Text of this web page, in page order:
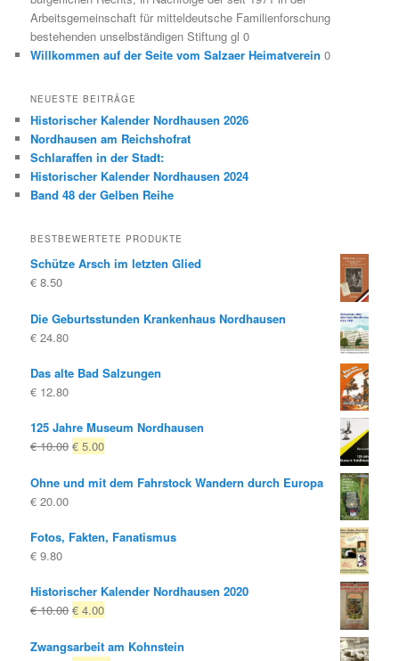
Arbeitsgemeinschaft für mitteldeutsche Familienforschung
bestehenden unselbständigen Stiftung gl 0
Willkommen auf der Seite vom Salzaer Heimatverein 0
NEUESTE BEITRÄGE
Historischer Kalender Nordhausen 2026
Nordhausen am Reichshofrat
Schlaraffen in der Stadt:
Historischer Kalender Nordhausen 2024
Band 48 der Gelben Reihe
BESTBEWERTETE PRODUKTE
Schütze Arsch im letzten Glied
€ 8.50
Die Geburtsstunden Krankenhaus Nordhausen
€ 24.80
Das alte Bad Salzungen
€ 12.80
125 Jahre Museum Nordhausen
€10.00 Ursprünglicher
war:
€ 5.00Aktueller
ist:
Ohne und mit dem Fahrstock Wandern durch Europa
€ 20.00
Fotos, Fakten, Fanatismus
€ 9.80
Historischer Kalender Nordhausen 2020
€10.00 Ursprünglicher
war:
€ 4.00Aktueller
ist:
Zwangsarbeit am Kohnstein